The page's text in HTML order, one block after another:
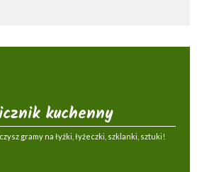
kuchenny
gramy na łyżki, łyżeczki, szklanki, sztuki!